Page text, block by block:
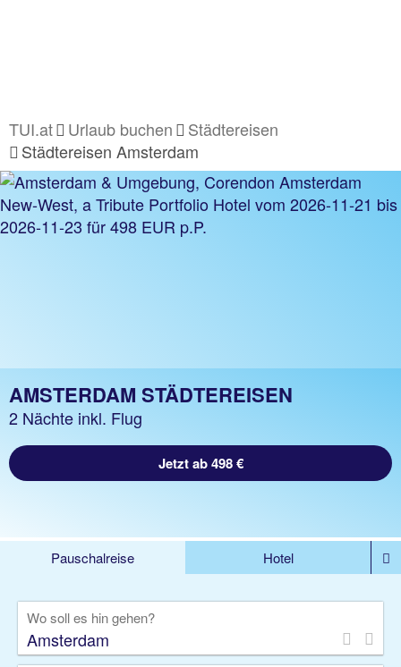
TUI.at Urlaub buchen
Städtereisen
Städtereisen Amsterdam
AMSTERDAM STÄDTEREISEN
2 Nächte inkl. Flug
Jetzt ab 498 €
Pauschalreise
Hotel
Rundreise
Kreuzfahrt
Gruppenreise
Camper Privattransfer
Wo soll es hin gehen?